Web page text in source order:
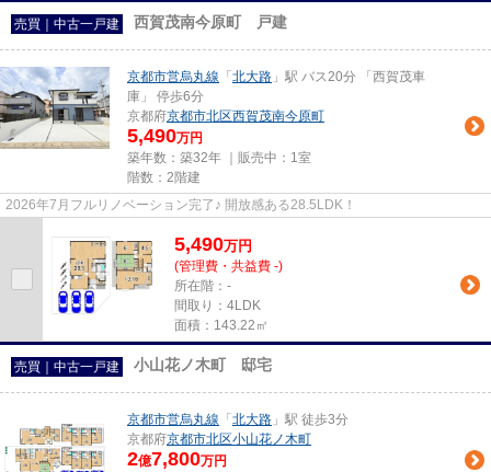
売買｜中古一戸建 西賀茂南今原町 戸建
京都市営烏丸線 「 北大路 」駅 バス20分 「西賀茂車
庫」 停歩6分
京都府京都市北区西賀茂南今原町
5,490万円
築年数：築32年 ｜販売中： 1室
階数：2階建
2026年7月フルリノベーション完了♪ 開放感ある28.5LDK！
5,490万円
(管理費・共益費 -)
所在階：-
間取り：4LDK
面積：143.22㎡
売買｜中古一戸建 小山花ノ木町 邸宅
京都市営烏丸線 「 北大路 」駅 徒歩3分
京都府京都市北区小山花ノ木町
2億7,800万円